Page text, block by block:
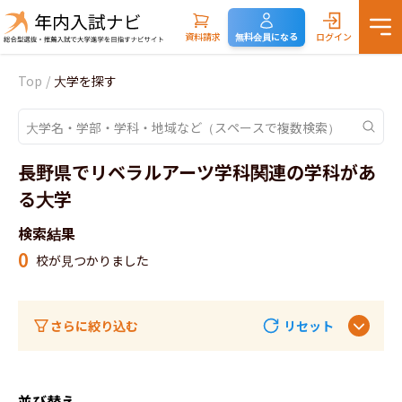
資料請求 無料会員になる ログイン
Top / 大学を探す
長野県でリベラルアーツ学科関連の学科があ
る大学
検索結果
0 校が見つかりました
さらに絞り込む リセット